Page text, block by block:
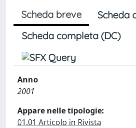
Scheda breve
Scheda
Scheda completa (DC)
Anno
2001
Appare nelle tipologie:
01.01 Articolo in Rivista